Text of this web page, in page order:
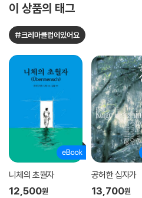
이 상품의 태그
#크레마클럽에있어요
니체의 초월자
12,500원
공허한 십자가
13,700원